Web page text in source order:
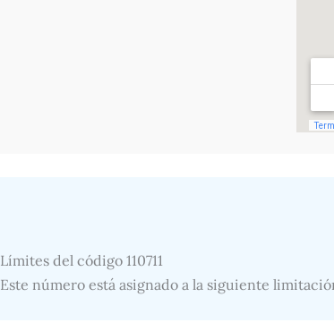
Límites del código 110711
Este número está asignado a la siguiente